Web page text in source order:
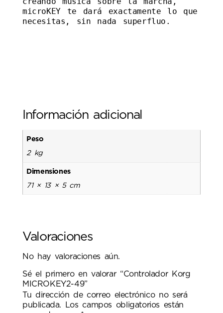
microKEY te dará exactamente lo que
necesitas, sin nada superfluo.
Información adicional
Peso
2 kg
Dimensiones
71 × 13 × 5 cm
Valoraciones
No hay valoraciones aún.
Sé el primero en valorar “Controlador Korg
MICROKEY2-49”
Tu dirección de correo electrónico no será
publicada.
Los campos obligatorios están